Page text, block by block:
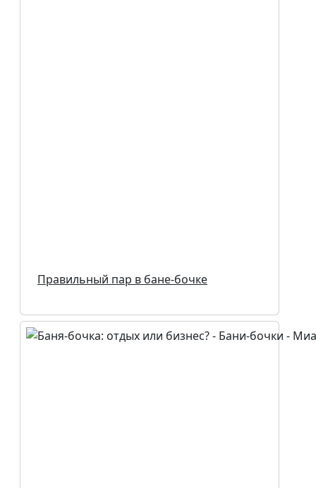
Правильный пар в бане-бочке